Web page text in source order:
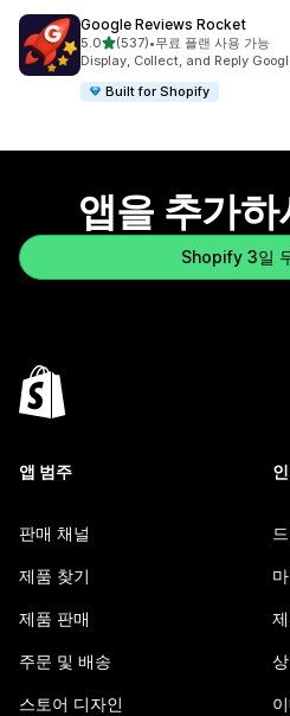
Google Reviews Rocket
5.0별 5개 중
(537)
총 리뷰 537개
•무료 플랜 사용 가능
Display, Collect, and Reply
Built for Shopify
앱을 추가
Shopify 3일
앱 범주
판매 채널
제품 찾기
제품 판매
주문 및 배송
스토어 디자인